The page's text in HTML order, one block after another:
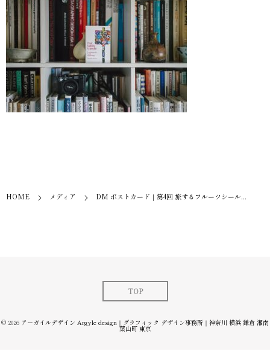
HOME メディア DM ポストカード｜第4回 旅するフルーツシール...
TOP
© 2026 アーガイルデザイン Argyle design｜グラフィック デザイン事務所｜神奈川 横浜 鎌倉 湘南
葉山町 東京